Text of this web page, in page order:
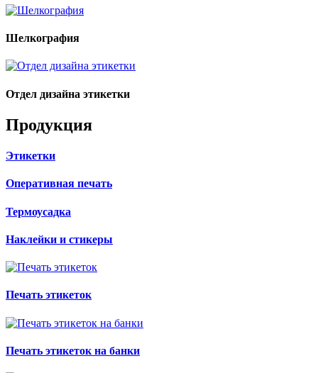
Шелкография
Отдел дизайна этикетки
Продукция
Этикетки
Оперативная печать
Термоусадка
Наклейки и стикеры
Печать этикеток
Печать этикеток на банки